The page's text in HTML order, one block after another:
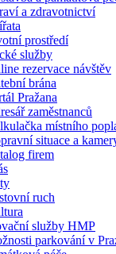
a zdravotnictví
prostředí
služby
rezervace návštěv
brána
Pražana
zaměstnanců
místního
situace a
firem
ruch
služby HMP
parkování v